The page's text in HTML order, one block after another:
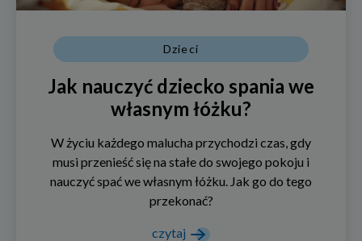
Dzieci
Jak nauczyć dziecko spania we
własnym łóżku?
W życiu każdego malucha przychodzi czas, gdy
musi przenieść się na stałe do swojego pokoju i
nauczyć spać we własnym łóżku. Jak go do tego
przekonać?
czytaj